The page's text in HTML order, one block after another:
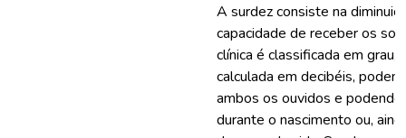
A surdez consiste na
capacidade de receber os
clínica é classificada em grau,
calculada em decibéis,
ambos os ouvidos e
durante o nascimento ou,